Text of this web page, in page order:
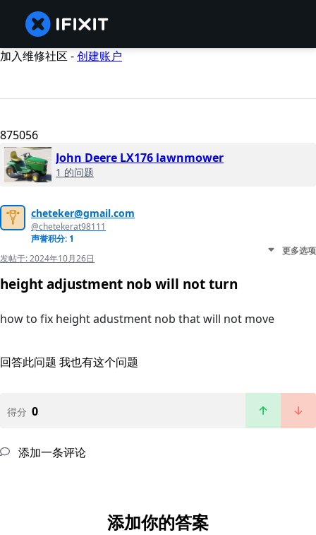
加入维修社区 -创建账户
875056
John Deere LX176 lawnmower
1 的问题
cheteker@gmail.com
@chetekerat98111
声誉积分: 1
发帖于:2024年10月26日
更多选项
height adjustment nob will not turn
how to fix height adustment nob that will not move
回答此问题 我也有这个问题
得分 0
添加一条评论
添加你的答案